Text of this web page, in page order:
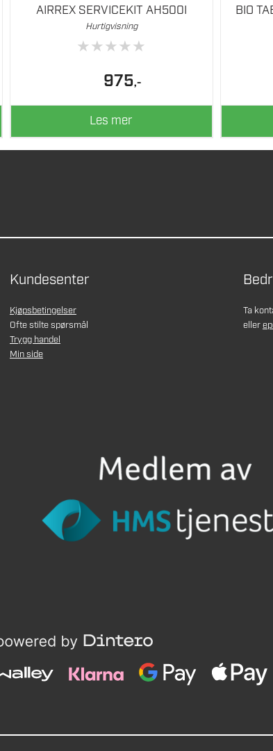
AIRREX SERVICEKIT AH500I
Hurtigvisning
★★★★★
975,-
Les mer
BIO
Kundesenter
Kjøpsbetingelser
Ofte stilte spørsmål
Trygg handel
Min side
Ta
eller